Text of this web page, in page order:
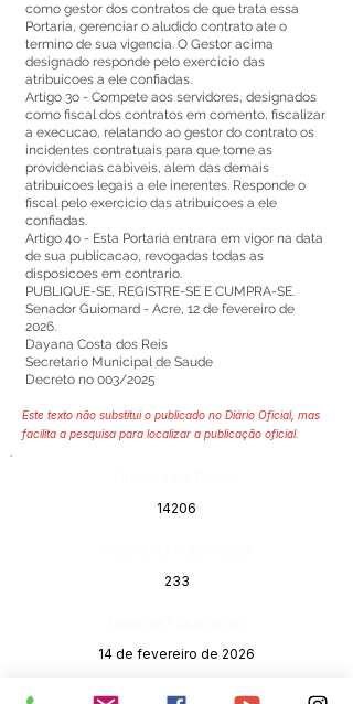
como gestor dos contratos de que trata essa
Portaria, gerenciar o aludido contrato ate o
termino de sua vigencia. O Gestor acima
designado responde pelo exercicio das
atribuicoes a ele confiadas.
Artigo 3o - Compete aos servidores, designados
como fiscal dos contratos em comento, fiscalizar
a execucao, relatando ao gestor do contrato os
incidentes contratuais para que tome as
providencias cabiveis, alem das demais
atribuicoes legais a ele inerentes. Responde o
fiscal pelo exercicio das atribuicoes a ele
confiadas.
Artigo 4o - Esta Portaria entrara em vigor na data
de sua publicacao, revogadas todas as
disposicoes em contrario.
PUBLIQUE-SE, REGISTRE-SE E CUMPRA-SE.
Senador Guiomard - Acre, 12 de fevereiro de
2026.
Dayana Costa dos Reis
Secretario Municipal de Saude
Decreto no 003/2025
Este texto não substitui o publicado no Diário Oficial, mas
facilita a pesquisa para localizar a publicação oficial.
14206
233
14 de fevereiro de 2026
Órgão: